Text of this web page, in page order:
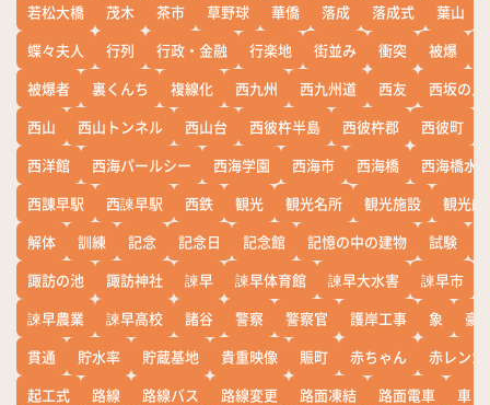
若松大橋
茂木 茶市 草野球 華僑 落成 落成式 葉山
蝶々夫人
行列 行政・金融 行楽地 街並み 衝突 被爆
被爆者
裏くんち 複線化 西九州 西九州道 西友
西坂の丘
西山
西山トンネル 西山台 西彼杵半島 西彼杵郡 西彼町
西洋館
西海パールシー 西海学園 西海市 西海橋
西海橋水
西諌早駅
西諫早駅 西鉄 観光 観光名所 観光施設
観光船
解体
訓練 記念 記念日 記念館 記憶の中の建物 試験
諏訪の池
諏訪神社 諫早 諫早体育館 諫早大水害 諫早市
諫早農業
諫早高校 諸谷 警察 警察官 護岸工事 象
豪
貫通
貯水率 貯蔵基地 貴重映像 賑町 赤ちゃん
赤レンガ
起工式
路線 路線バス 路線変更 路面凍結 路面電車
車